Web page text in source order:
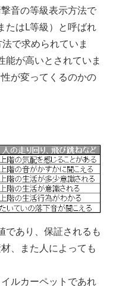
音の等級表示方法で
たはL等級）と呼ばれ
で求められていま
能が高いとされていま
が変ってくるのかの
あり、保証されるも
、また人によっても
ルカーペットであれ